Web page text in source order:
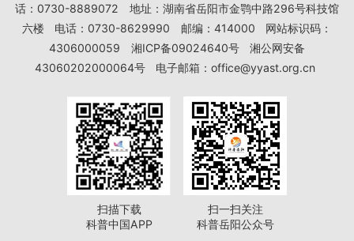
话：0730-8889072
地址：湖南省岳阳市金鹗中路296号科技馆
六楼
电话：0730-8629990 邮编：414000
网站标识码：
4306000059
湘ICP备09024640号
湘公网安备
43060202000064号
电子邮箱：office@yyast.org.cn
扫描下载
科普中国APP
扫一扫关注
科普岳阳公众号